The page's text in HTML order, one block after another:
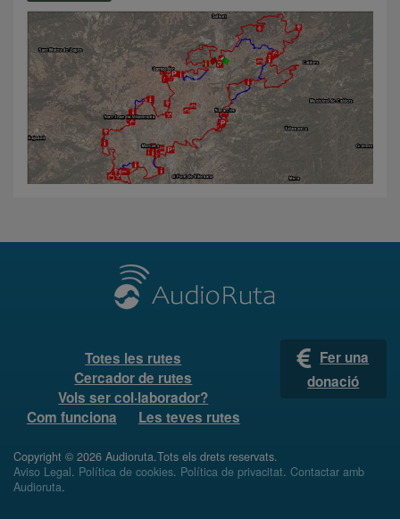
Totes les rutes
Cercador de rutes
Vols ser col·laborador?
Com funciona
Les teves rutes
Fer una
donació
Copyright © 2026 Audioruta.Tots els drets reservats.
Aviso Legal. Política de cookies. Política de privacitat. Contactar amb
Audioruta.